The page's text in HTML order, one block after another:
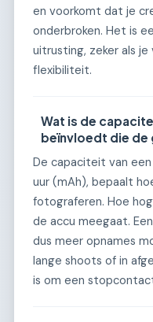
en voorkomt dat je
onderbroken. Het is
uitrusting, zeker als
flexibiliteit.
Wat is de
beïnvloedt die de
De capaciteit van
uur (mAh), bepaalt
fotograferen. Hoe
de accu meegaat.
dus meer opnames
lange shoots of in
is om een